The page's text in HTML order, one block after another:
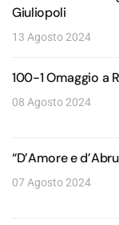
Giuliopoli
13 Agosto 2024
100-1 Omaggio a
08 Agosto 2024
“D’Amore e
07 Agosto 2024